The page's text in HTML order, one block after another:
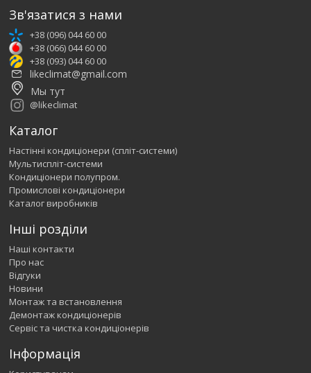
Зв'язатися з нами
+38 (096) 044 60 00
+38 (066) 044 60 00
+38 (093) 044 60 00
likeclimat@gmail.com
Мы тут
@likeclimat
Каталог
Настінні кондиціонери (спліт-системи)
Мультиспліт-системи
Кондиціонери полупром.
Промислові кондиціонери
Каталог виробників
Інші розділи
Наші контакти
Про нас
Відгуки
Новини
Монтаж та встановлення
Демонтаж кондиціонерів
Сервіс та чистка кондиціонерів
Інформація